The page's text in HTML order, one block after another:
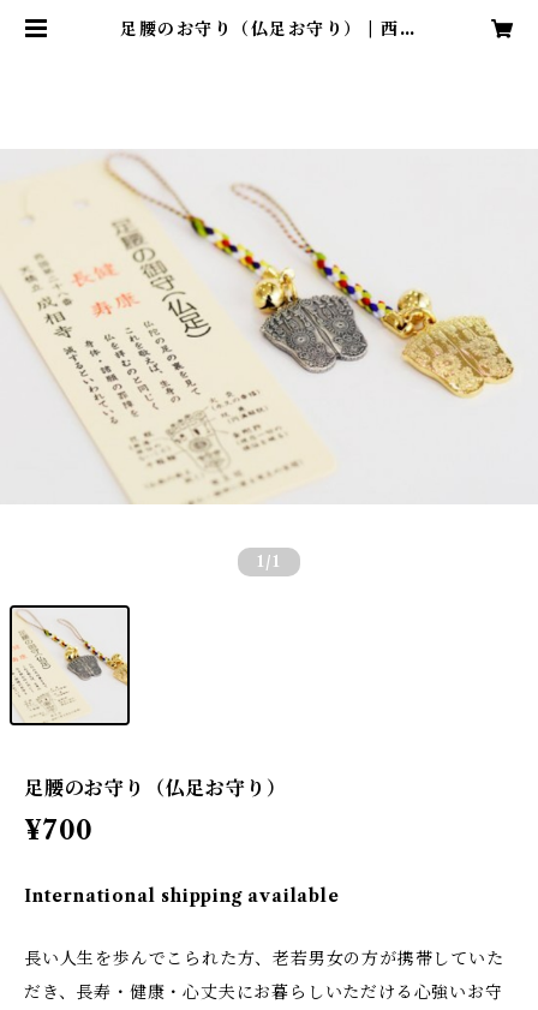
足腰のお守り（仏足お守り） | 西国
1 /1
足腰のお守り（仏足お守り）
¥700
International shipping available
長い人生を歩んでこられた方、老若男女の方が携帯していた
だき、長寿・健康・心丈夫にお暮らしいただける心強いお守